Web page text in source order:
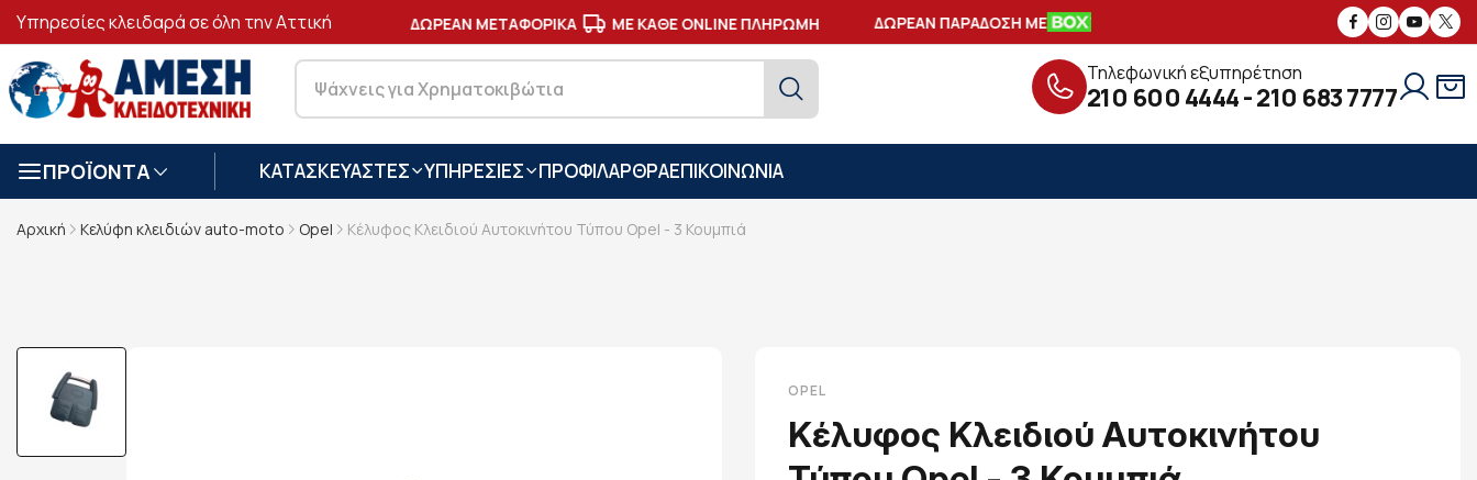
Υπηρεσίες κλειδαρά σε όλη την Αττική
ΑΣΦΑΛΕΙΣ ΣΥΝΑΛΛΑΓΕΣ ΔΩΡΕΑΝ ΜΕΤΑΦΟΡΙΚΑ ΜΕ ΚΑΘΕ ONLINE ΠΛΗΡΩΜΗ ΔΩΡΕΑΝ ΠΑΡΑΔΟΣΗ ΜΕ ΣΥΝΑΛΛΑΓΕΣ
Τηλεφωνική εξυπηρέτηση
210 600 4444-210 683 7777
ΠΡΟΪΟΝΤΑ ΚΑΤΑΣΚΕΥΑΣΤΕΣ ΥΠΗΡΕΣΙΕΣ ΠΡΟΦΙΛΑΡΘΡΑΕΠΙΚΟΙΝΩΝΙΑ
Αρχική Κελύφη κλειδιών auto-moto Opel Κέλυφος Κλειδιού Αυτοκινήτου Τύπου Opel - 3 Κουμπιά
OPEL
Κέλυφος Κλειδιού Αυτοκινήτου